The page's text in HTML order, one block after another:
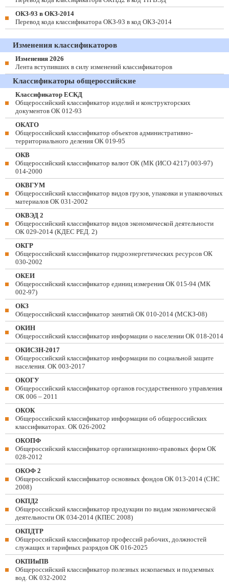
ОКЗ-93 в ОКЗ-2014
Перевод кода классификатора ОКЗ-93 в код ОКЗ-2014
Изменения классификаторов
Изменения 2026
Лента вступивших в силу изменений классификаторов
Классификаторы общероссийские
Классификатор ЕСКД
Общероссийский классификатор изделий и конструкторских
документов ОК 012-93
ОКАТО
Общероссийский классификатор объектов административно-
территориального деления ОК 019-95
ОКВ
Общероссийский классификатор валют ОК (МК (ИСО 4217) 003-97)
014-2000
ОКВГУМ
Общероссийский классификатор видов грузов, упаковки и упаковочных
материалов ОК 031-2002
ОКВЭД 2
Общероссийский классификатор видов экономической деятельности
ОК 029-2014 (КДЕС РЕД. 2)
ОКГР
Общероссийский классификатор гидроэнергетических ресурсов ОК
030-2002
ОКЕИ
Общероссийский классификатор единиц измерения ОК 015-94 (МК
002-97)
ОКЗ
Общероссийский классификатор занятий ОК 010-2014 (МСКЗ-08)
ОКИН
Общероссийский классификатор информации о населении ОК 018-2014
ОКИСЗН-2017
Общероссийский классификатор информации по социальной защите
населения. ОК 003-2017
ОКОГУ
Общероссийский классификатор органов государственного управления
ОК 006 – 2011
ОКОК
Общероссийский классификатор информации об общероссийских
классификаторах. ОК 026-2002
ОКОПФ
Общероссийский классификатор организационно-правовых форм ОК
028-2012
ОКОФ 2
Общероссийский классификатор основных фондов ОК 013-2014 (СНС
2008)
ОКПД2
Общероссийский классификатор продукции по видам экономической
деятельности ОК 034-2014 (КПЕС 2008)
ОКПДТР
Общероссийский классификатор профессий рабочих, должностей
служащих и тарифных разрядов ОК 016-2025
ОКПИиПВ
Общероссийский классификатор полезных ископаемых и подземных
вод. ОК 032-2002